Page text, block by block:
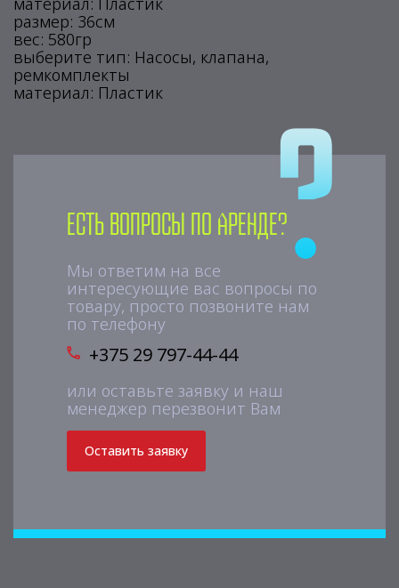
размер: 36см
вес: 580гр
выберите тип: Насосы, клапана,
ремкомплекты
материал: Пластик
Есть вопросы по аренде?
Мы ответим на все
интересующие вас вопросы по
товару, просто позвоните нам
по телефону
+375 29 797-44-44
или оставьте заявку и наш
менеджер перезвонит Вам
Оставить заявку